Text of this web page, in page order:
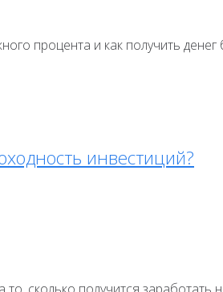
процента и как получить
инвестиций?